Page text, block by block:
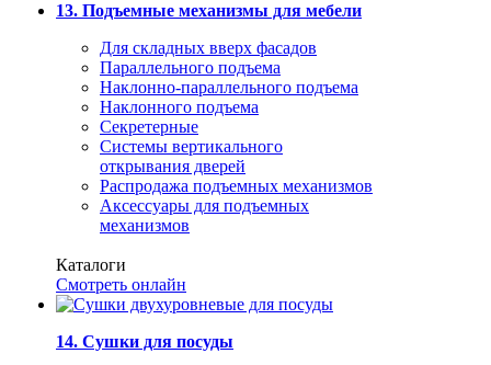
13. Подъемные механизмы для мебели
Для складных вверх фасадов
Параллельного подъема
Наклонно-параллельного подъема
Наклонного подъема
Секретерные
Системы вертикального
открывания дверей
Распродажа подъемных механизмов
Аксессуары для подъемных
механизмов
Каталоги
Смотреть онлайн
14. Сушки для посуды